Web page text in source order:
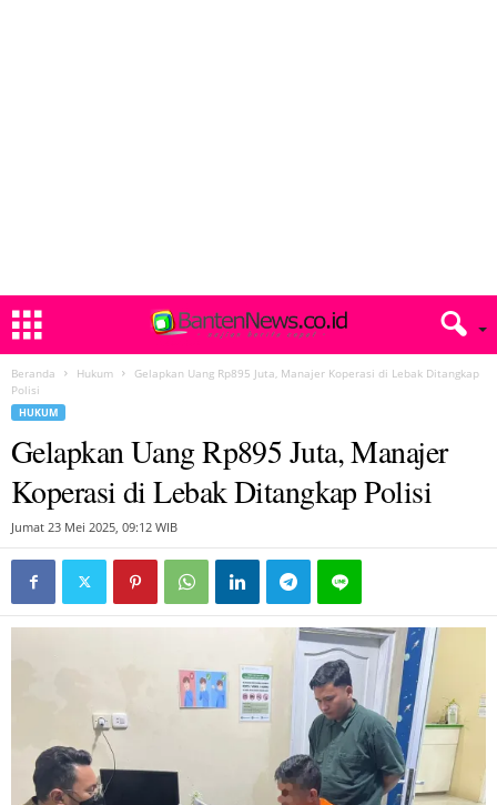
Beranda Hukum
Gelapkan Uang Rp895 Juta, Manajer Koperasi di Lebak Ditangkap
Polisi
HUKUM
Gelapkan Uang Rp895 Juta, Manajer
Koperasi di Lebak Ditangkap Polisi
Jumat 23 Mei 2025, 09:12 WIB